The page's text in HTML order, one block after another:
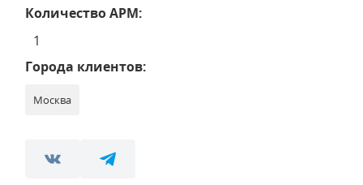
Количество АРМ:
1
Города клиентов:
Москва